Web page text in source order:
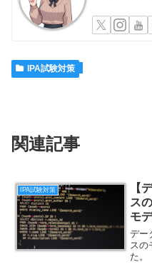
IPA試験対策
関連記事
IPA試験対策
【
ス
モ
デー
スの
た。